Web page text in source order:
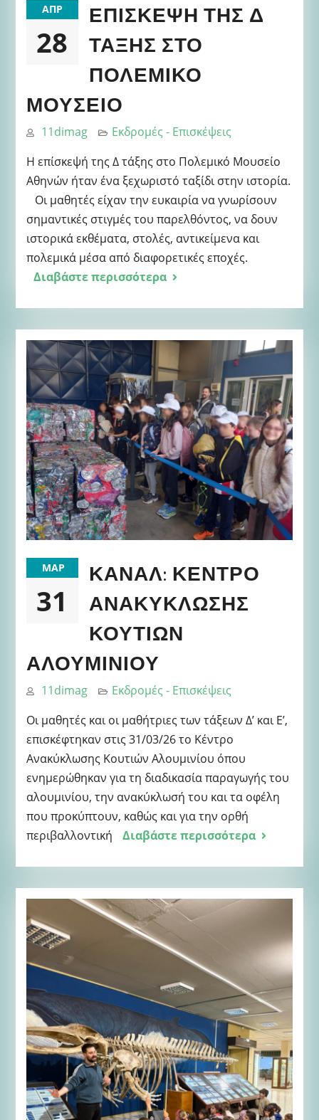
ΑΠΡ
28
ΕΠΊΣΚΕΨΗ ΤΗΣ Δ
ΤΆΞΗΣ ΣΤΟ
ΠΟΛΕΜΙΚΌ
ΜΟΥΣΕΊΟ
11dimag
Εκδρομές - Επισκέψεις
Η επίσκεψή της Δ τάξης στο Πολεμικό Μουσείο
Αθηνών ήταν ένα ξεχωριστό ταξίδι στην ιστορία.
Οι μαθητές είχαν την ευκαιρία να γνωρίσουν
σημαντικές στιγμές του παρελθόντος, να δουν
ιστορικά εκθέματα, στολές, αντικείμενα και
πολεμικά μέσα από διαφορετικές εποχές.
Διαβάστε περισσότερα
ΜΑΡ
31
ΚΑΝΑΛ: ΚΈΝΤΡΟ
ΑΝΑΚΎΚΛΩΣΗΣ
ΚΟΥΤΙΏΝ
ΑΛΟΥΜΙΝΊΟΥ
11dimag
Εκδρομές - Επισκέψεις
Οι μαθητές και οι μαθήτριες των τάξεων Δ’ και Ε’,
επισκέφτηκαν στις 31/03/26 το Κέντρο
Ανακύκλωσης Κουτιών Αλουμινίου όπου
ενημερώθηκαν για τη διαδικασία παραγωγής του
αλουμινίου, την ανακύκλωσή του και τα οφέλη
που προκύπτουν, καθώς και για την ορθή
περιβαλλοντική
Διαβάστε περισσότερα